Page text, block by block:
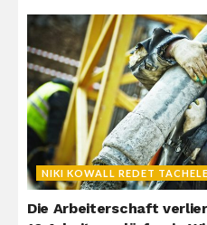
NIKI KOWALL REDET
Die Arbeiterschaft